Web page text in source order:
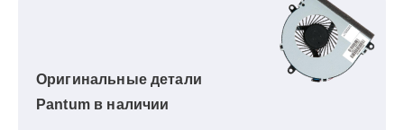
Оригинальные детали
Pantum в наличии